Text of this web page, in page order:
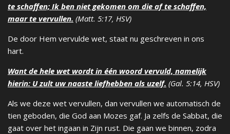
te schaffen; Ik ben niet gekomen om die af te schaffen,
maar te vervullen. (Matt. 5:17, HSV)
De door Hem vervulde wet, staat nu geschreven in ons
hart.
Want de hele wet wordt in één woord vervuld, namelijk
hierin: U zult uw naaste liefhebben als uzelf. (Gal. 5:14, HSV)
Als we deze wet vervullen, dan vervullen we automatisch de
tien geboden, die God aan Mozes gaf. Ja zelfs de Sabbat, die
gaat over het ingaan in Zijn rust. Die gaan we binnen, zodra